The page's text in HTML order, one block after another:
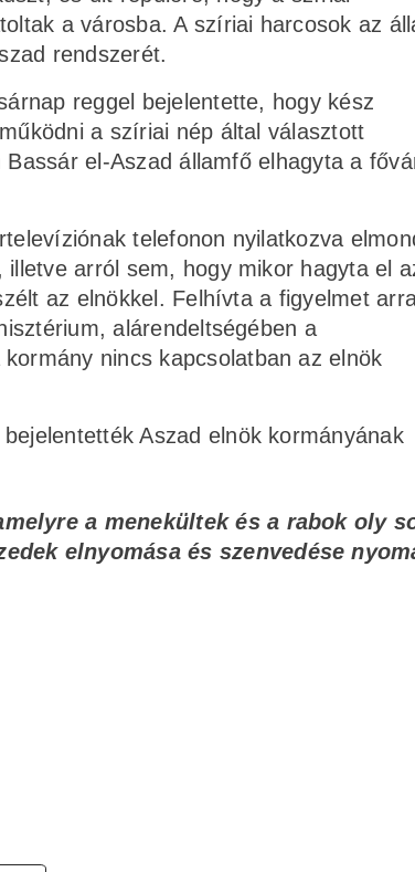
a városba. A szíriai harcosok az
rendszerét.
reggel bejelentette, hogy kész
a szíriai nép által választott
el-Aszad államfő elhagyta a
telefonon nyilatkozva
arról sem, hogy mikor hagyta el
az elnökkel. Felhívta a figyelmet
alárendeltségében a
nincs kapcsolatban az elnök
Aszad elnök kormányának
a menekültek és a rabok oly
elnyomása és szenvedése